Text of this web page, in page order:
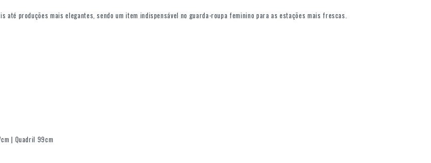
até produções mais elegantes, sendo um item indispensável no guarda-roupa feminino para as estações mais frescas.
| Quadril 99cm